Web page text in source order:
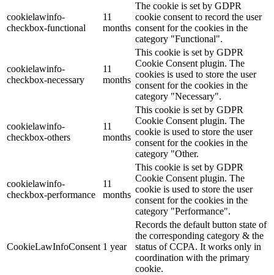
cookielawinfo-
checkbox-functional
11
months
The cookie is set by GDPR
cookie consent to record the user
consent for the cookies in the
category "Functional".
cookielawinfo-
checkbox-necessary
11
months
This cookie is set by GDPR
Cookie Consent plugin. The
cookies is used to store the user
consent for the cookies in the
category "Necessary".
cookielawinfo-
checkbox-others
11
months
This cookie is set by GDPR
Cookie Consent plugin. The
cookie is used to store the user
consent for the cookies in the
category "Other.
cookielawinfo-
checkbox-performance
11
months
This cookie is set by GDPR
Cookie Consent plugin. The
cookie is used to store the user
consent for the cookies in the
category "Performance".
CookieLawInfoConsent 1 year
Records the default button state of
the corresponding category & the
status of CCPA. It works only in
coordination with the primary
cookie.